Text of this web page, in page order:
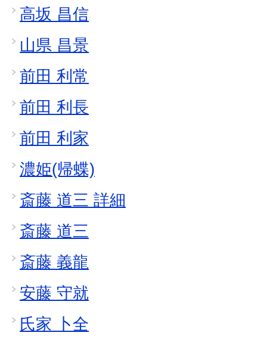
高坂 昌信
山県 昌景
前田 利常
前田 利長
前田 利家
濃姫(帰蝶)
斎藤 道三 詳細
斎藤 道三
斎藤 義龍
安藤 守就
氏家 卜全